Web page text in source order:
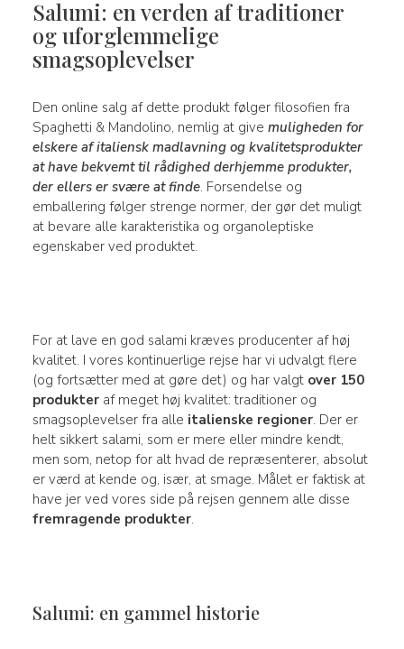
Salumi: en verden af traditioner
og uforglemmelige
smagsoplevelser
Den online salg af dette produkt følger filosofien fra
Spaghetti & Mandolino, nemlig at give muligheden for
elskere af italiensk madlavning og kvalitetsprodukter
at have bekvemt til rådighed derhjemme produkter,
der ellers er svære at finde. Forsendelse og
emballering følger strenge normer, der gør det muligt
at bevare alle karakteristika og organoleptiske
egenskaber ved produktet.
For at lave en god salami kræves producenter af høj
kvalitet. I vores kontinuerlige rejse har vi udvalgt flere
(og fortsætter med at gøre det) og har valgt over 150
produkteraf meget høj kvalitet: traditioner og
smagsoplevelser fra alle italienske regioner. Der er
helt sikkert salami, som er mere eller mindre kendt,
men som, netop for alt hvad de repræsenterer, absolut
er værd at kende og, især, at smage. Målet er faktisk at
have jer ved vores side på rejsen gennem alle disse
fremragende produkter.
Salumi: en gammel historie